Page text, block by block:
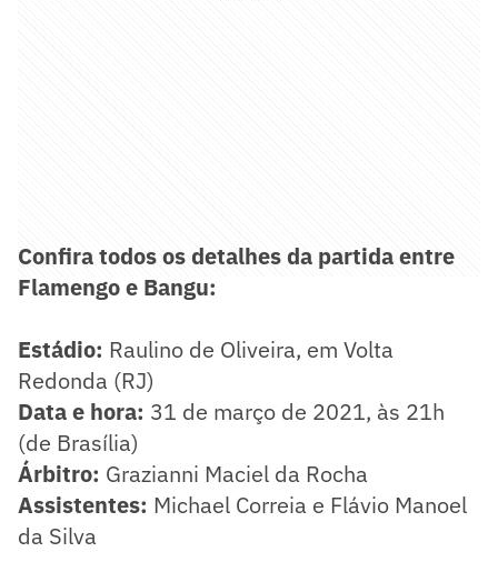
Confira todos os detalhes da partida entre
Flamengo e Bangu:
Estádio: Raulino de Oliveira, em Volta
Redonda (RJ)
Data e hora: 31 de março de 2021, às 21h
(de Brasília)
Árbitro: Grazianni Maciel da Rocha
Assistentes: Michael Correia e Flávio Manoel
da Silva